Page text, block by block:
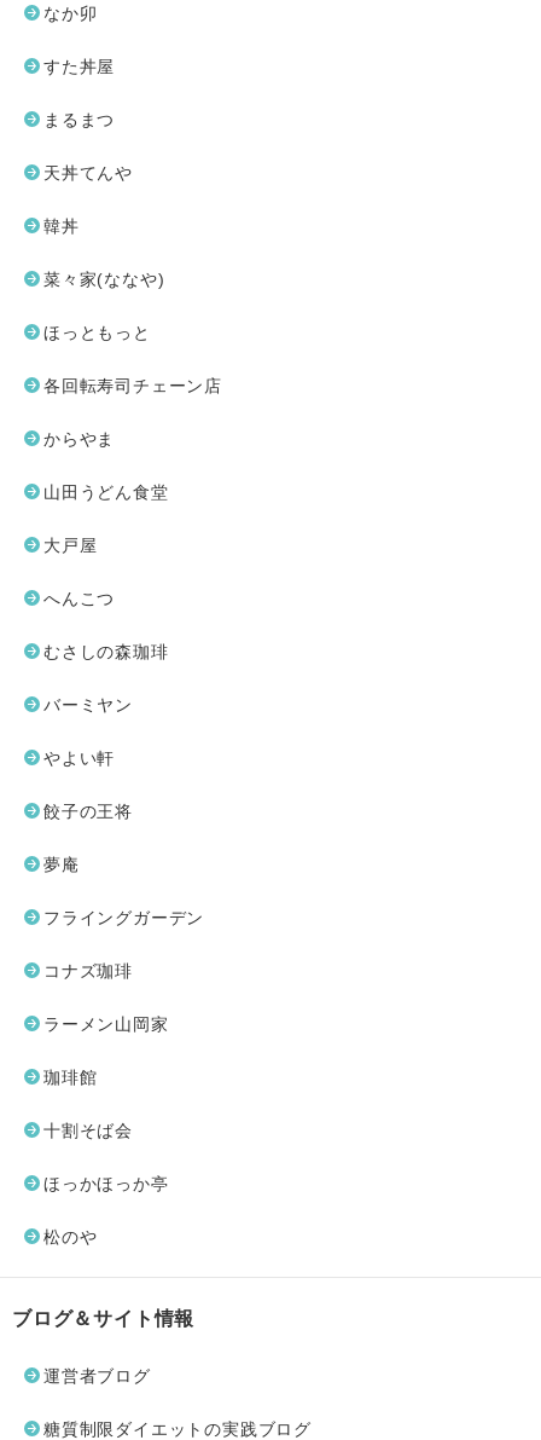
なか卯
すた丼屋
まるまつ
天丼てんや
韓丼
菜々家(ななや)
ほっともっと
各回転寿司チェーン店
からやま
山田うどん食堂
大戸屋
へんこつ
むさしの森珈琲
バーミヤン
やよい軒
餃子の王将
夢庵
フライングガーデン
コナズ珈琲
ラーメン山岡家
珈琲館
十割そば会
ほっかほっか亭
松のや
ブログ＆サイト情報
運営者ブログ
糖質制限ダイエットの実践ブログ